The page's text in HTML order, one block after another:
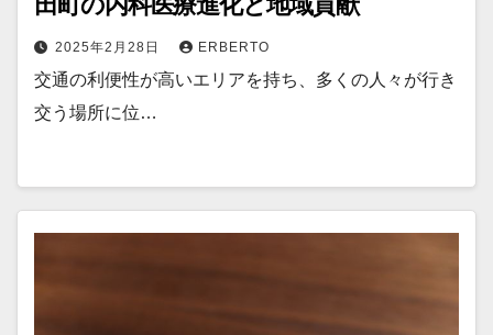
2025年2月28日 ERBERTO
交通の利便性が高いエリアを持ち、多くの人々が行き
交う場所に位…